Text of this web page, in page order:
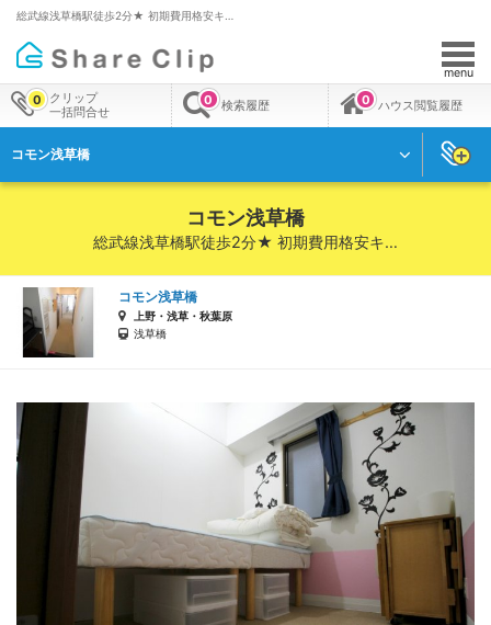
総武線浅草橋駅徒歩2分★ 初期費用格安キ…
menu
クリップ
一括問合せ
0 検索履歴
0 ハウス閲覧履歴
0
コモン浅草橋
コモン浅草橋
総武線浅草橋駅徒歩2分★ 初期費用格安キ…
コモン浅草橋
上野・浅草・秋葉原
浅草橋